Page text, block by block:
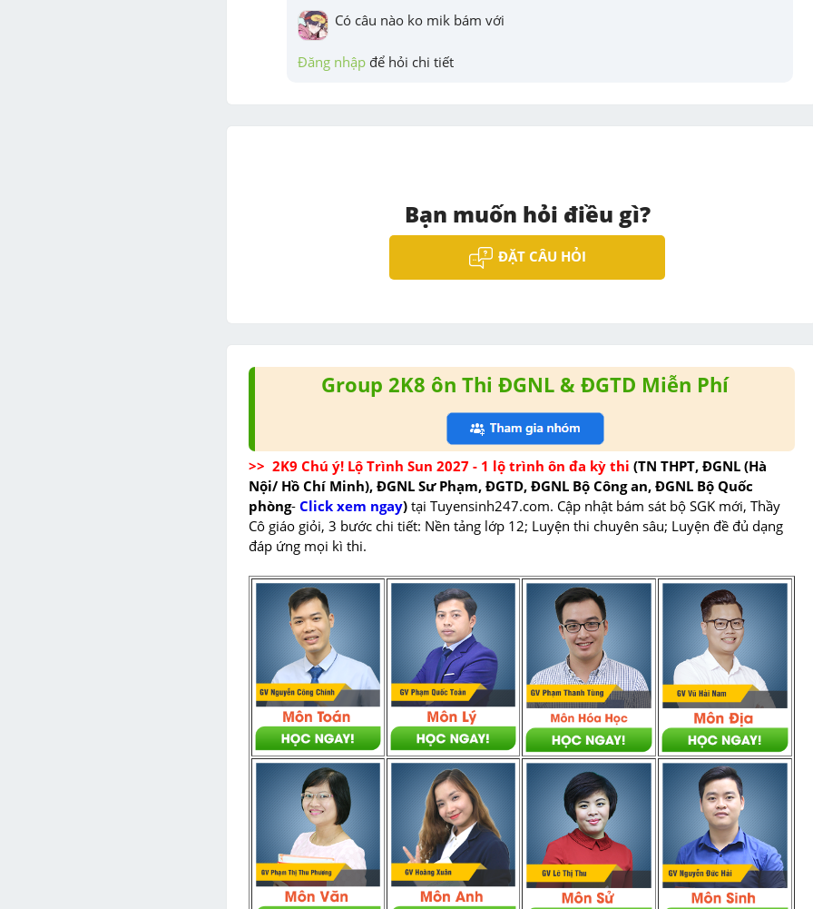
Có câu nào ko mik bám với
Đăng nhập để hỏi chi tiết
Bạn muốn hỏi điều gì?
ĐẶT CÂU HỎI
Group 2K8 ôn Thi ĐGNL & ĐGTD Miễn Phí
>>  2K9 Chú ý! Lộ Trình Sun 2027 - 1 lộ trình ôn đa kỳ thi (TN THPT, ĐGNL (Hà
Nội/ Hồ Chí Minh), ĐGNL Sư Phạm, ĐGTD, ĐGNL Bộ Công an, ĐGNL Bộ Quốc
phòng- Click xem ngay) tại Tuyensinh247.com. Cập nhật bám sát bộ SGK mới, Thầy
Cô giáo giỏi, 3 bước chi tiết: Nền tảng lớp 12; Luyện thi chuyên sâu; Luyện đề đủ dạng
đáp ứng mọi kì thi.